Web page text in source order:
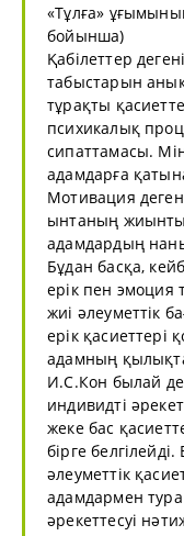
«Тұлға»
бойынша)
Қабілеттер
табыстарын
тұрақты
психикалық
сипаттамасы.
адамдарға
Мотивация
ынтаның
адамдардың
Бұдан басқа,
ерік пен эмоция
жиі әлеуметтік
ерік қасиеттері
адамның
И.С.Кон былай
индивидті
жеке бас
бірге
әлеуметтік
адамдармен
әрекеттесуі